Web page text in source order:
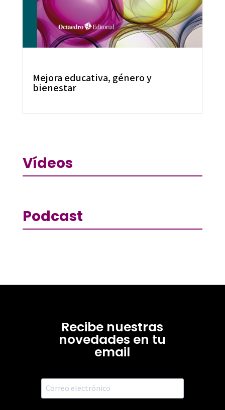
Mejora educativa, género y
bienestar
Vídeos
Podcast
Recibe nuestras
novedades en tu
email